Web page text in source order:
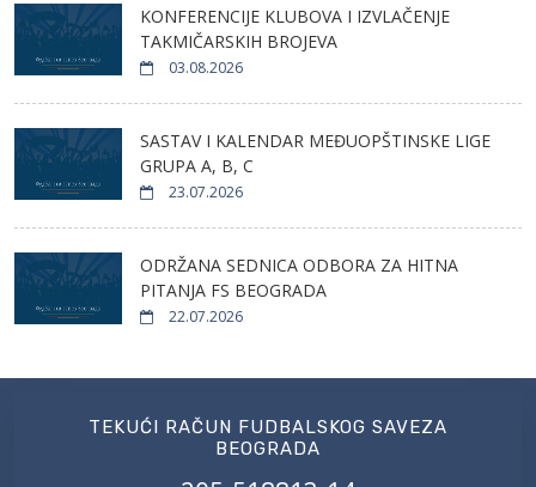
KONFERENCIJE KLUBOVA I IZVLAČENJE
TAKMIČARSKIH BROJEVA
03.08.2026
SASTAV I KALENDAR MEĐUOPŠTINSKE LIGE
GRUPA A, B, C
23.07.2026
ODRŽANA SEDNICA ODBORA ZA HITNA
PITANJA FS BEOGRADA
22.07.2026
TEKUĆI RAČUN FUDBALSKOG SAVEZA
BEOGRADA